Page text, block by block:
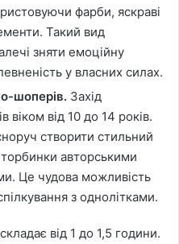
фарби, яскраві
Такий вид
зняти емоційну
у власних силах.
шоперів. Захід
віком від 10 до 14 років.
створити стильний
авторськими
Це чудова можливість
з однолітками.
від 1 до 1,5 години.